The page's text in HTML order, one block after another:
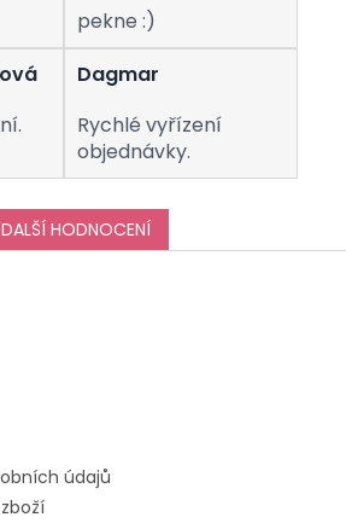
i
s
u
pekne :)
Dagmar
Rychlé vyřízení
objednávky.
DALŠÍ HODNOCENÍ
údajů